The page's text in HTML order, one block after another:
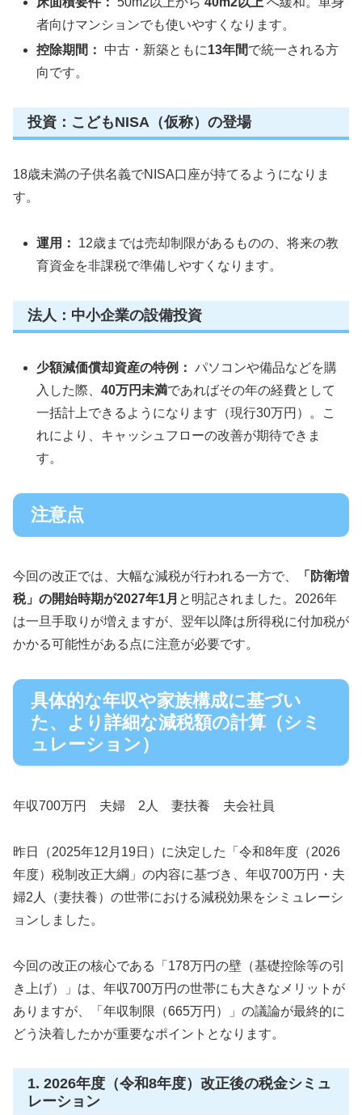
者向けマンションでも使いやすくなります。
控除期間：
中古・新築ともに13年間で統一される方
向です。
投資：こどもNISA（仮称）の登場
18歳未満の子供名義でNISA口座が持てるようになりま
す。
運用：
12歳までは売却制限があるものの、将来の教
育資金を非課税で準備しやすくなります。
法人：中小企業の設備投資
少額減価償却資産の特例： パソコンや備品などを購
入した際、40万円未満であればその年の経費として
一括計上できるようになります（現行30万円）。こ
れにより、キャッシュフローの改善が期待できま
す。
注意点
今回の改正では、大幅な減税が行われる一方で、
「防衛増
税」の開始時期が2027年1月 と明記されました。2026年
は一旦手取りが増えますが、翌年以降は所得税に付加税が
かかる可能性がある点に注意が必要です。
具体的な年収や家族構成に基づい
た、より詳細な減税額の計算（シミ
ュレーション）
年収700万円 夫婦 2人 妻扶養 夫会社員
昨日（2025年12月19日）に決定した「令和8年度（2026
年度）税制改正大綱」の内容に基づき、年収700万円・夫
婦2人（妻扶養）の世帯における減税効果をシミュレーシ
ョンしました。
今回の改正の核心である「178万円の壁（基礎控除等の引
き上げ）」は、年収700万円の世帯にも大きなメリットが
ありますが、「年収制限（665万円）」の議論が最終的に
どう決着したかが重要なポイントとなります。
1. 2026年度（令和8年度）改正後の税金シミュ
レーション